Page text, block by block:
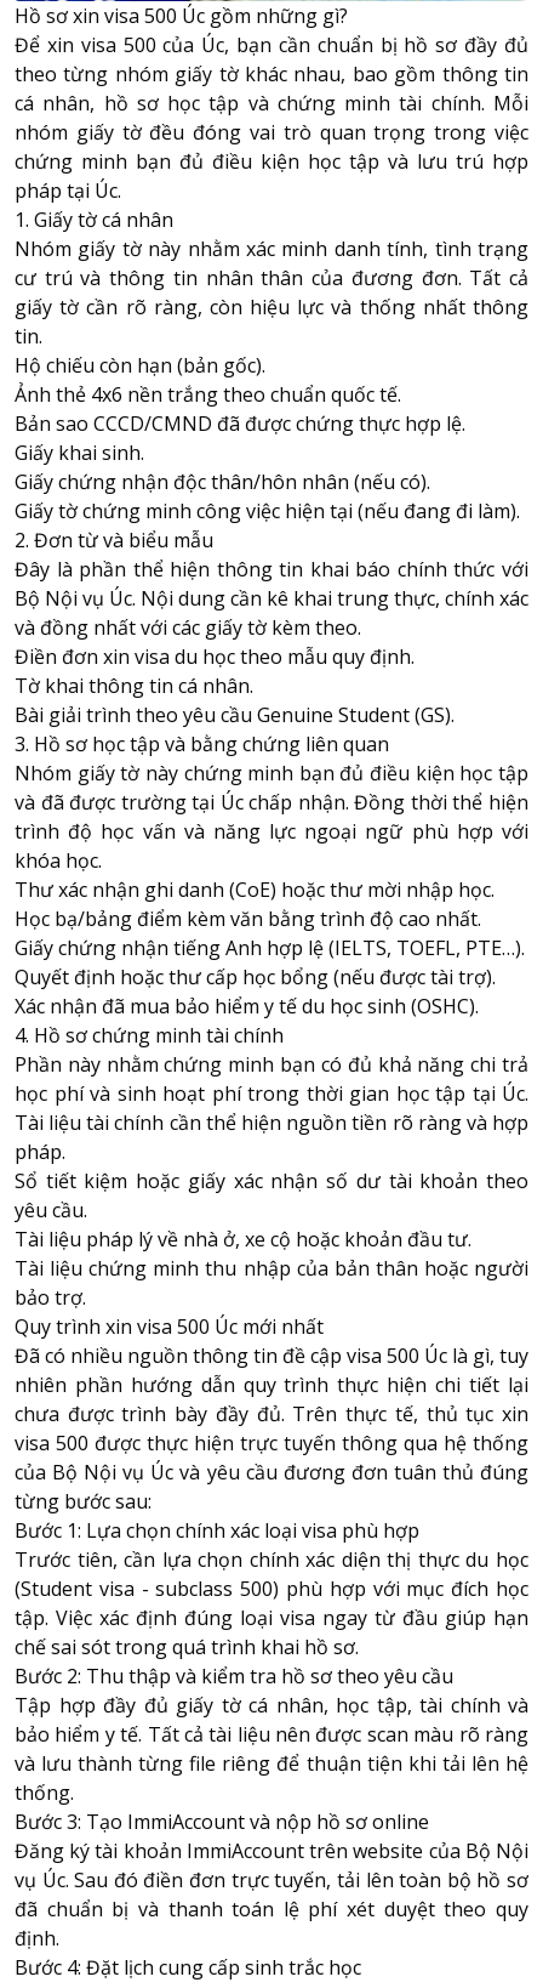
Hồ sơ xin visa 500 Úc gồm những gì?
Để xin visa 500 của Úc, bạn cần chuẩn bị hồ sơ đầy đủ
theo từng nhóm giấy tờ khác nhau, bao gồm thông tin
cá nhân, hồ sơ học tập và chứng minh tài chính. Mỗi
nhóm giấy tờ đều đóng vai trò quan trọng trong việc
chứng minh bạn đủ điều kiện học tập và lưu trú hợp
pháp tại Úc.
1. Giấy tờ cá nhân
Nhóm giấy tờ này nhằm xác minh danh tính, tình trạng
cư trú và thông tin nhân thân của đương đơn. Tất cả
giấy tờ cần rõ ràng, còn hiệu lực và thống nhất thông
tin.
Hộ chiếu còn hạn (bản gốc).
Ảnh thẻ 4x6 nền trắng theo chuẩn quốc tế.
Bản sao CCCD/CMND đã được chứng thực hợp lệ.
Giấy khai sinh.
Giấy chứng nhận độc thân/hôn nhân (nếu có).
Giấy tờ chứng minh công việc hiện tại (nếu đang đi làm).
2. Đơn từ và biểu mẫu
Đây là phần thể hiện thông tin khai báo chính thức với
Bộ Nội vụ Úc. Nội dung cần kê khai trung thực, chính xác
và đồng nhất với các giấy tờ kèm theo.
Điền đơn xin visa du học theo mẫu quy định.
Tờ khai thông tin cá nhân.
Bài giải trình theo yêu cầu Genuine Student (GS).
3. Hồ sơ học tập và bằng chứng liên quan
Nhóm giấy tờ này chứng minh bạn đủ điều kiện học tập
và đã được trường tại Úc chấp nhận. Đồng thời thể hiện
trình độ học vấn và năng lực ngoại ngữ phù hợp với
khóa học.
Thư xác nhận ghi danh (CoE) hoặc thư mời nhập học.
Học bạ/bảng điểm kèm văn bằng trình độ cao nhất.
Giấy chứng nhận tiếng Anh hợp lệ (IELTS, TOEFL, PTE…).
Quyết định hoặc thư cấp học bổng (nếu được tài trợ).
Xác nhận đã mua bảo hiểm y tế du học sinh (OSHC).
4. Hồ sơ chứng minh tài chính
Phần này nhằm chứng minh bạn có đủ khả năng chi trả
học phí và sinh hoạt phí trong thời gian học tập tại Úc.
Tài liệu tài chính cần thể hiện nguồn tiền rõ ràng và hợp
pháp.
Sổ tiết kiệm hoặc giấy xác nhận số dư tài khoản theo
yêu cầu.
Tài liệu pháp lý về nhà ở, xe cộ hoặc khoản đầu tư.
Tài liệu chứng minh thu nhập của bản thân hoặc người
bảo trợ.
Quy trình xin visa 500 Úc mới nhất
Đã có nhiều nguồn thông tin đề cập visa 500 Úc là gì, tuy
nhiên phần hướng dẫn quy trình thực hiện chi tiết lại
chưa được trình bày đầy đủ. Trên thực tế, thủ tục xin
visa 500 được thực hiện trực tuyến thông qua hệ thống
của Bộ Nội vụ Úc và yêu cầu đương đơn tuân thủ đúng
từng bước sau:
Bước 1: Lựa chọn chính xác loại visa phù hợp
Trước tiên, cần lựa chọn chính xác diện thị thực du học
(Student visa - subclass 500) phù hợp với mục đích học
tập. Việc xác định đúng loại visa ngay từ đầu giúp hạn
chế sai sót trong quá trình khai hồ sơ.
Bước 2: Thu thập và kiểm tra hồ sơ theo yêu cầu
Tập hợp đầy đủ giấy tờ cá nhân, học tập, tài chính và
bảo hiểm y tế. Tất cả tài liệu nên được scan màu rõ ràng
và lưu thành từng file riêng để thuận tiện khi tải lên hệ
thống.
Bước 3: Tạo ImmiAccount và nộp hồ sơ online
Đăng ký tài khoản ImmiAccount trên website của Bộ Nội
vụ Úc. Sau đó điền đơn trực tuyến, tải lên toàn bộ hồ sơ
đã chuẩn bị và thanh toán lệ phí xét duyệt theo quy
định.
Bước 4: Đặt lịch cung cấp sinh trắc học